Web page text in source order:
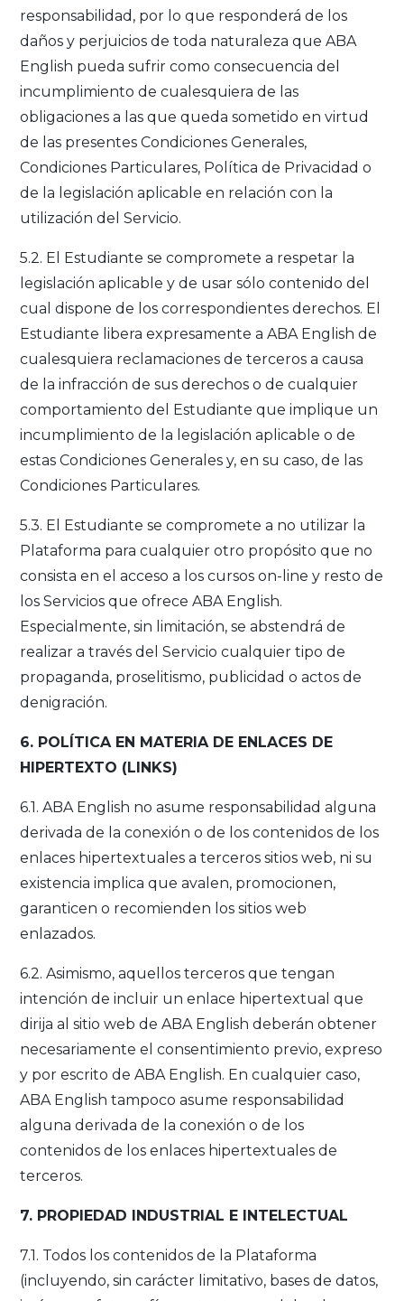
responsabilidad, por lo que responderá de los
daños y perjuicios de toda naturaleza que ABA
English pueda sufrir como consecuencia del
incumplimiento de cualesquiera de las
obligaciones a las que queda sometido en virtud
de las presentes Condiciones Generales,
Condiciones Particulares, Política de Privacidad o
de la legislación aplicable en relación con la
utilización del Servicio.
5.2. El Estudiante se compromete a respetar la
legislación aplicable y de usar sólo contenido del
cual dispone de los correspondientes derechos. El
Estudiante libera expresamente a ABA English de
cualesquiera reclamaciones de terceros a causa
de la infracción de sus derechos o de cualquier
comportamiento del Estudiante que implique un
incumplimiento de la legislación aplicable o de
estas Condiciones Generales y, en su caso, de las
Condiciones Particulares.
5.3. El Estudiante se compromete a no utilizar la
Plataforma para cualquier otro propósito que no
consista en el acceso a los cursos on-line y resto de
los Servicios que ofrece ABA English.
Especialmente, sin limitación, se abstendrá de
realizar a través del Servicio cualquier tipo de
propaganda, proselitismo, publicidad o actos de
denigración.
6. POLÍTICA EN MATERIA DE ENLACES DE
HIPERTEXTO (LINKS)
6.1. ABA English no asume responsabilidad alguna
derivada de la conexión o de los contenidos de los
enlaces hipertextuales a terceros sitios web, ni su
existencia implica que avalen, promocionen,
garanticen o recomienden los sitios web
enlazados.
6.2. Asimismo, aquellos terceros que tengan
intención de incluir un enlace hipertextual que
dirija al sitio web de ABA English deberán obtener
necesariamente el consentimiento previo, expreso
y por escrito de ABA English. En cualquier caso,
ABA English tampoco asume responsabilidad
alguna derivada de la conexión o de los
contenidos de los enlaces hipertextuales de
terceros.
7. PROPIEDAD INDUSTRIAL E INTELECTUAL
7.1. Todos los contenidos de la Plataforma
(incluyendo, sin carácter limitativo, bases de datos,